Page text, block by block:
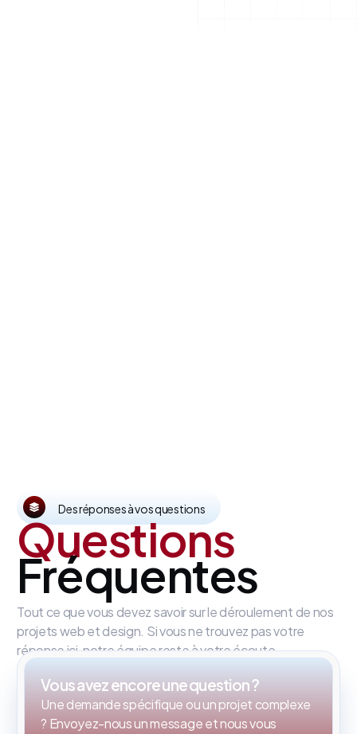
Des réponses à vos questions
Questions
Fréquentes
Tout ce que vous devez savoir sur le déroulement de nos
projets web et design. Si vous ne trouvez pas votre
réponse ici, notre équipe reste à votre écoute.
Vous avez encore une question ?
Une demande spécifique ou un projet complexe
? Envoyez-nous un message et nous vous